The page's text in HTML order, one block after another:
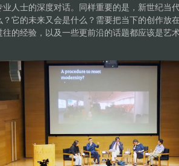
人士的深度对话。同样重要的是，新世纪当
它的未来又会是什么？需要把当下的创作放
的经验，以及一些更前沿的话题都应该是艺